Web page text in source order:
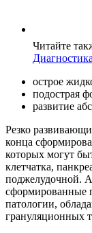
Читайте
острое
подострая
развитие
Резко
конца
которых могут
клетчатка,
поджелудочной. А
сформированные
патологии,
грануляционных